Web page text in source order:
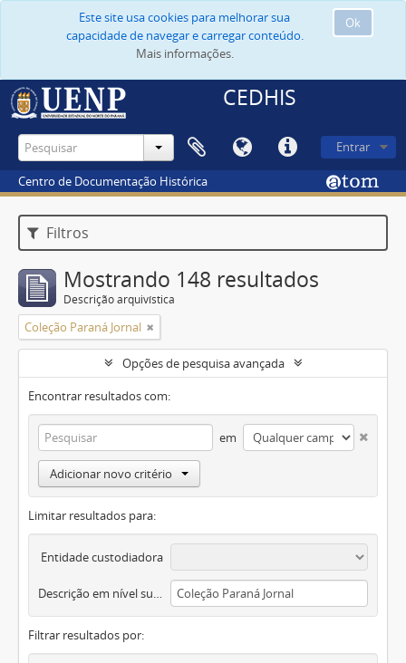
Ok
Este site usa cookies para melhorar sua
capacidade de navegar e carregar conteúdo.
Mais informações.
CEDHIS
Entrar
Centro de Documentação Histórica
Filtros
Mostrando 148 resultados
Descrição arquivística
Coleção Paraná Jornal
Opções de pesquisa avançada
Encontrar resultados com:
em
Adicionar novo critério
Limitar resultados para:
Entidade custodiadora
Descrição em nível superior
Filtrar resultados por: